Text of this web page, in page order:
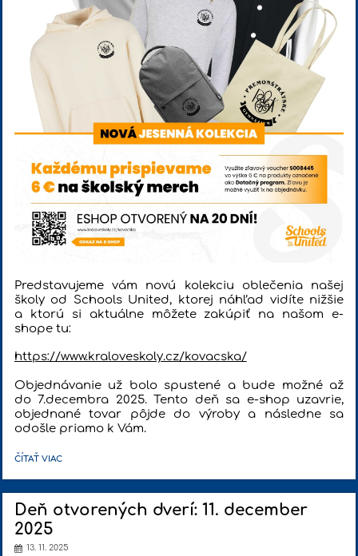
Predstavujeme vám novú kolekciu oblečenia našej
školy od Schools United, ktorej náhľad vidíte nižšie
a ktorú si aktuálne môžete zakúpiť na našom e-
shope tu:
https://www.kraloveskoly.cz/kovacska/
Objednávanie už bolo spustené a bude možné až
do 7.decembra 2025. Tento deň sa e-shop uzavrie,
objednané tovar pôjde do výroby a následne sa
odošle priamo k Vám.
JE
MERCH!:
ČÍTAŤ VIAC
Deň otvorených dverí: 11. december
2025
13. 11. 2025